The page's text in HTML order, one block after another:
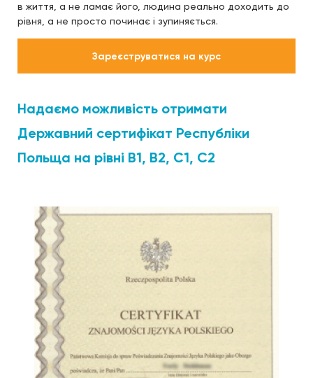
в життя, а не ламає його, людина реально доходить до
рівня, а не просто починає і зупиняється.
Зареєструватися на курс
Надаємо можливість отримати
Державний сертифікат Республіки
Польща на рівні B1, В2, С1, С2